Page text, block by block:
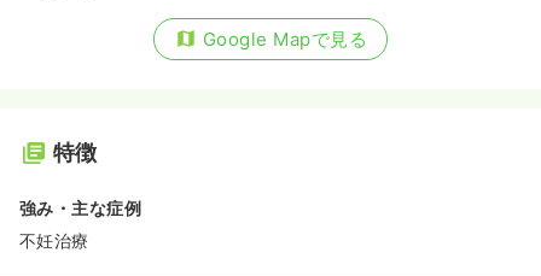
Google Mapで見る
特徴
強み・主な症例
不妊治療